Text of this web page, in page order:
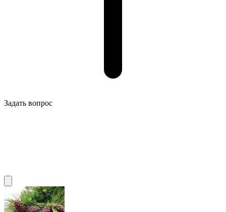
Задать вопрос